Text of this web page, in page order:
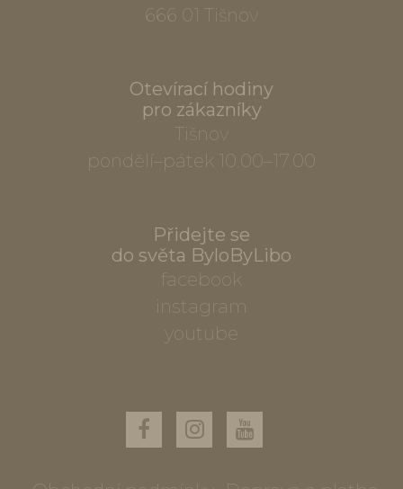
666 01 Tišnov
Otevírací hodiny
pro zákazníky
Tišnov
pondělí–pátek 10.00–17.00
Přidejte se
do světa ByloByLibo
facebook
instagram
youtube